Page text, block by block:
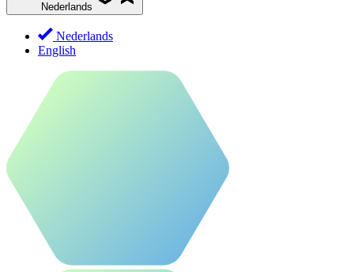
Nederlands
Nederlands
English